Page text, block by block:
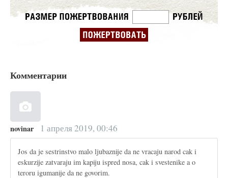
Комментарии
novinar 1 апреля 2019, 00:46
Jos da je sestrinstvo malo ljubaznije da ne vracaju narod cak i
eskurzije zatvaraju im kapiju ispred nosa, cak i svestenike a o
teroru igumanije da ne govorim.